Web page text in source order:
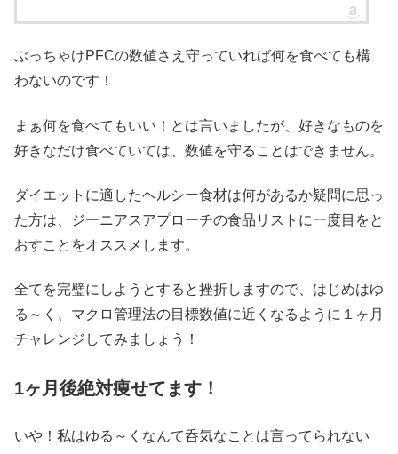
ぶっちゃけPFCの数値さえ守っていれば何を食べても構
わないのです！
まぁ何を食べてもいい！とは言いましたが、好きなものを
好きなだけ食べていては、数値を守ることはできません。
ダイエットに適したヘルシー食材は何があるか疑問に思っ
た方は、ジーニアスアプローチの食品リストに一度目をと
おすことをオススメします。
全てを完璧にしようとすると挫折しますので、はじめはゆ
る～く、マクロ管理法の目標数値に近くなるように１ヶ月
チャレンジしてみましょう！
1ヶ月後絶対痩せてます！
いや！私はゆる～くなんて呑気なことは言ってられない